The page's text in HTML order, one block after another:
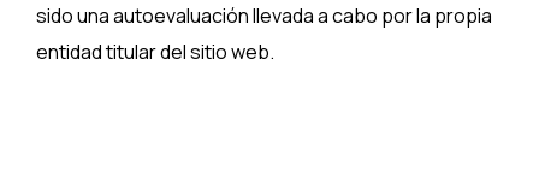
sido una autoevaluación llevada a cabo por la propia
entidad titular del sitio web.